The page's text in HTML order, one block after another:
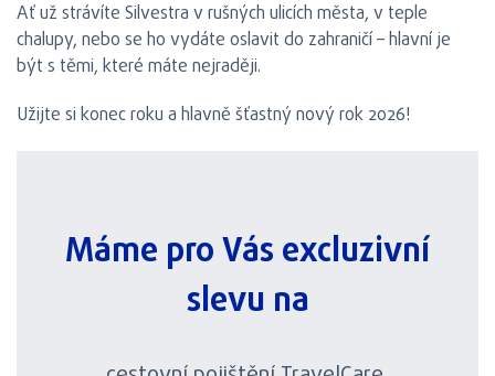
Ať už strávíte Silvestra v rušných ulicích města, v teple
chalupy, nebo se ho vydáte oslavit do zahraničí – hlavní je
být s těmi, které máte nejraději.
Užijte si konec roku a hlavně šťastný nový rok 2026!
Máme pro Vás excluzivní
slevu na